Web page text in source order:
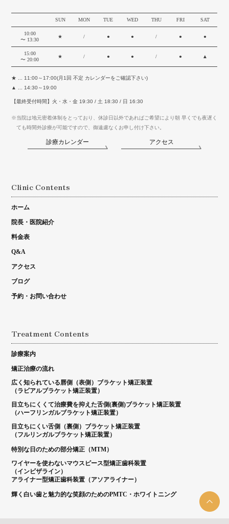
SUN MON TUE WED THU FRI SAT
10:00
〜 13:30
★ / ● ● / ● ●
15:00
〜 20:00
★ / ● ● / ● ▲
★ ... 11:00～17:00(月1回 不定 カレンダーをご確認下さい)
▲ ... 14:30～19:00
【最終受付時間】火・水・金 19:30 / 土 18:30 / 日 16:30
※当院は地元密着体制をとっており、休診日以外であればご希望により朝 早くでも夜遅く
ても時間外診療が可能ですので、御遠慮なくお申し付け下さい。
診療カレンダー アクセス
Clinic Contents
ホーム
院長・医院紹介
料金表
Q&A
アクセス
ブログ
予約・お問い合わせ
Treatment Contents
診療案内
矯正治療の流れ
広く知られている唇側（表側）ブラケット矯正装置
（ラビアルブラケット矯正装置）
目立ちにくくて治療費を抑えた舌側(裏側)ブラケット矯正装置
（ハーフリンガルブラケット矯正装置）
目立ちにくい舌側（裏側）ブラケット矯正装置
（フルリンガルブラケット矯正装置）
特別な日のための部分矯正（MTM）
ワイヤーを使わないマウスピース型矯正歯科装置
（インビザライン）
アライナー型矯正歯科装置（アソアライナー）
輝く白い歯と魅力的な笑顔のためのPMTC・ホワイトニング